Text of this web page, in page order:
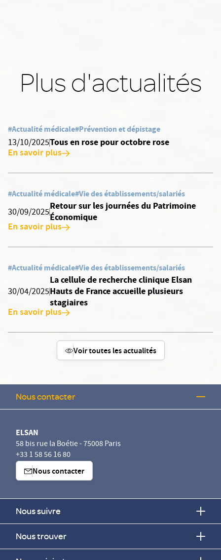
Plus d'actualités
#Actualité médicale#Prévention et dépistage
13/10/2025Tous en rose pour octobre rose
En savoir plus
#Actualité médicale#Vie des établissements/salariés
30/09/2025
Retour sur les journées du Patrimoine
Économique
En savoir plus
#Actualité médicale#Vie des établissements/salariés
30/04/2025
La cellule de recherche clinique Elsan
Hauts de France accueille plusieurs
stagiaires
En savoir plus
Voir toutes les actualités
Nous contacter
ELSAN
58 bis rue la Boétie - 75008 Paris
+33 1 58 56 16 80
Nous contacter
Nous suivre
Nous trouver